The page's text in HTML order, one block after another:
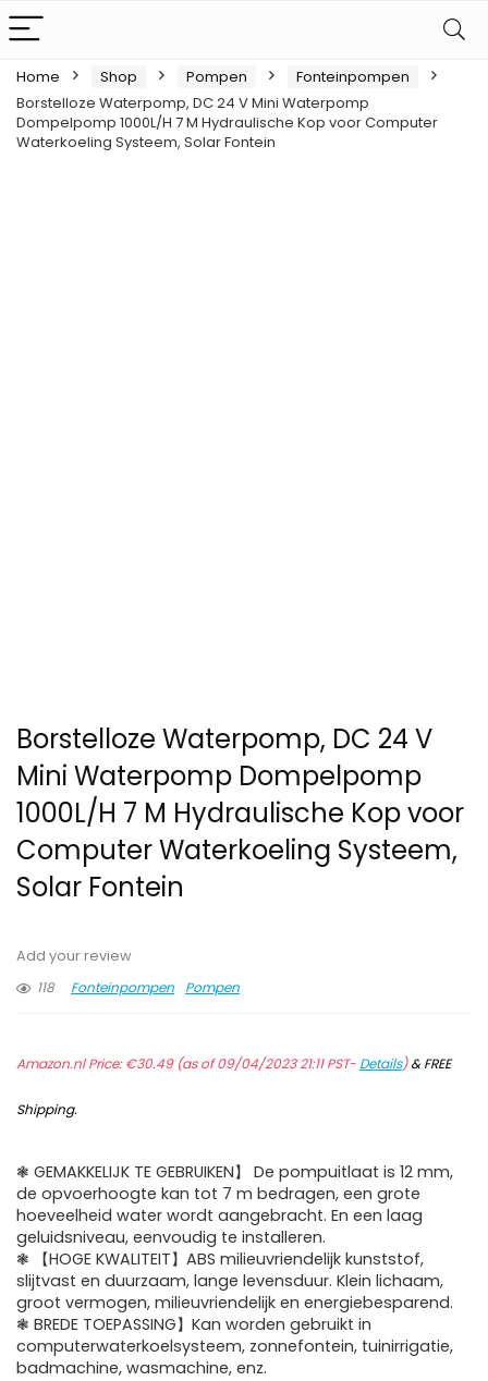
Home Shop Pompen
Fonteinpompen
Borstelloze Waterpomp, DC 24 V Mini Waterpomp
Dompelpomp 1000L/H 7 M Hydraulische Kop voor Computer
Waterkoeling Systeem, Solar Fontein
Borstelloze Waterpomp, DC 24 V
Mini Waterpomp Dompelpomp
1000L/H 7 M Hydraulische Kop voor
Computer Waterkoeling Systeem,
Solar Fontein
Add your review
118
Fonteinpompen Pompen
Amazon.nl Price:€30.49(as of 09/04/2023 21:11 PST- Details)&FREE
Shipping.
❃ GEMAKKELIJK TE GEBRUIKEN】 De pompuitlaat is 12 mm,
de opvoerhoogte kan tot 7 m bedragen, een grote
hoeveelheid water wordt aangebracht. En een laag
geluidsniveau, eenvoudig te installeren.
❃ 【HOGE KWALITEIT】ABS milieuvriendelijk kunststof,
slijtvast en duurzaam, lange levensduur. Klein lichaam,
groot vermogen, milieuvriendelijk en energiebesparend.
❃ BREDE TOEPASSING】Kan worden gebruikt in
computerwaterkoelsysteem, zonnefontein, tuinirrigatie,
badmachine, wasmachine, enz.